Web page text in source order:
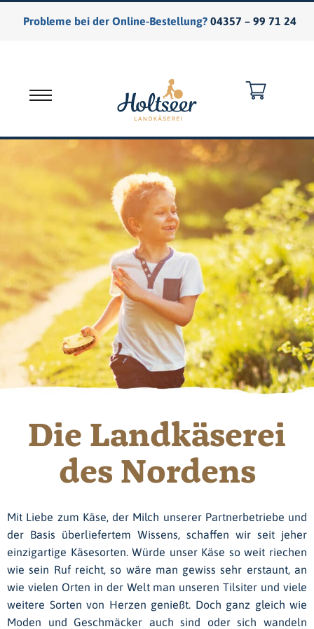
Probleme bei der Online-Bestellung? 04357 – 99 71 24
Die Landkäserei
des Nordens
Mit Liebe zum Käse, der Milch unserer Partnerbetriebe und
der Basis überliefertem Wissens, schaffen wir seit jeher
einzigartige Käsesorten. Würde unser Käse so weit riechen
wie sein Ruf reicht, so wäre man gewiss sehr erstaunt, an
wie vielen Orten in der Welt man unseren Tilsiter und viele
weitere Sorten von Herzen genießt. Doch ganz gleich wie
Moden und Geschmäcker auch sind oder sich wandeln